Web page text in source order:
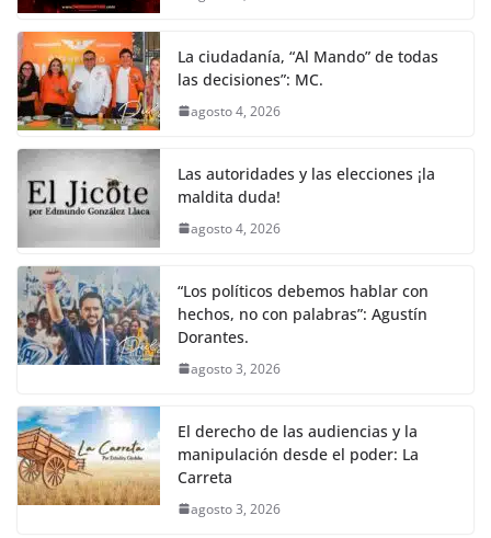
La ciudadanía, “Al Mando” de todas
las decisiones”: MC.
agosto 4, 2026
Las autoridades y las elecciones ¡la
maldita duda!
agosto 4, 2026
“Los políticos debemos hablar con
hechos, no con palabras”: Agustín
Dorantes.
agosto 3, 2026
El derecho de las audiencias y la
manipulación desde el poder: La
Carreta
agosto 3, 2026